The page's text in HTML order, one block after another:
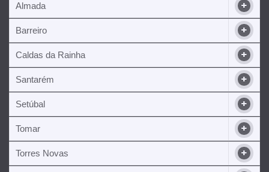
Almada
Barreiro
Caldas da Rainha
Santarém
Setúbal
Tomar
Torres Novas